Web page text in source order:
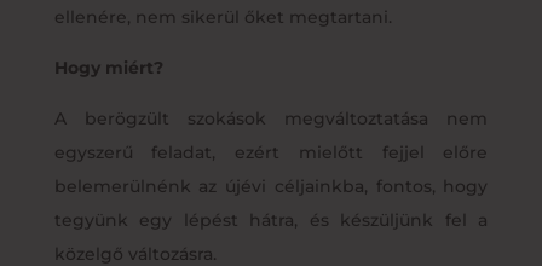
ellenére, nem sikerül őket megtartani.
Hogy miért?
A berögzült szokások megváltoztatása nem
egyszerű feladat, ezért mielőtt fejjel előre
belemerülnénk az újévi céljainkba, fontos, hogy
tegyünk egy lépést hátra, és készüljünk fel a
közelgő változásra.